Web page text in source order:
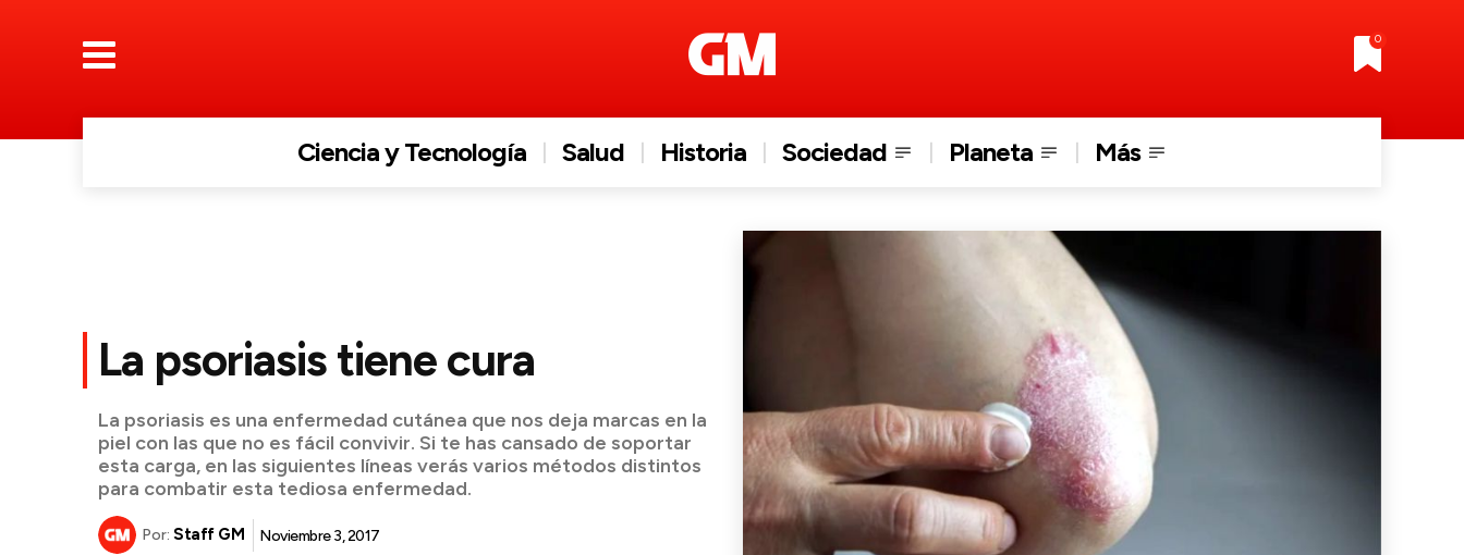
0
Ciencia y Tecnología Salud Historia Sociedad Planeta Más
La psoriasis tiene cura
La psoriasis es una enfermedad cutánea que nos deja marcas en la
piel con las que no es fácil convivir. Si te has cansado de soportar
esta carga, en las siguientes líneas verás varios métodos distintos
para combatir esta tediosa enfermedad.
Por: Staff GM Noviembre 3, 2017